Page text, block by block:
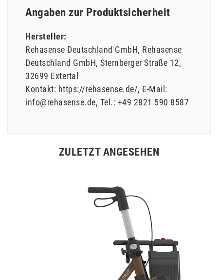
Angaben zur Produktsicherheit
Hersteller:
Rehasense Deutschland GmbH Rehasense
Deutschland GmbH Sternberger Straße 12
32699 Extertal
Kontakt: https://rehasense.de/ E-Mail:
info@rehasense.de Tel.: +49 2821 590 8587
ZULETZT ANGESEHEN